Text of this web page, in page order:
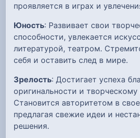
проявляется в играх и
Юность: Развивает свои
способности, увлекается
литературой, театром.
себя и оставить след в мире.
Зрелость: Достигает успеха
оригинальности и творческому
Становится авторитетом в
предлагая свежие идеи и
решения.